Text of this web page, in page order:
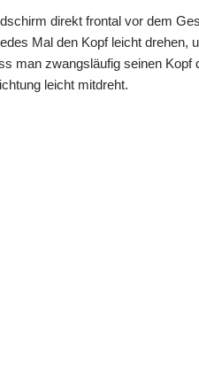
direkt frontal vor dem
Mal den Kopf leicht drehen,
man zwangsläufig seinen Kopf
leicht mitdreht.